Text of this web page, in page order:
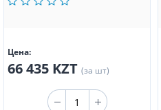
Цена:
66 435 KZT (за шт)